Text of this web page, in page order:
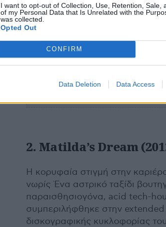
I want to opt-out of Collection, Use, Retention, Sale,
of my Personal Data that Is Unrelated with the
was collected.
Opted Out
CONFIRM
Data Deletion Data Access
2. Matilda’s Dream
H κορυφαία στιγμή στην
νωρίς Ένα αστρικό ταξίδι
παραισθησιογόνα, acid tech-
συμπεριλήφθηκε στην
δισκογραφικής κυκλοφορίας